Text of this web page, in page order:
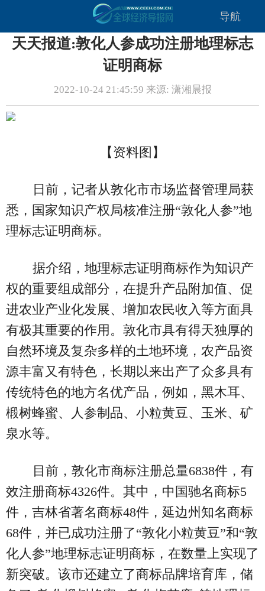
导航
天天报道:敦化人参成功注册地理标志
证明商标
2022-10-24 21:45:59 来源: 潇湘晨报
【资料图】
日前，记者从敦化市市场监督管理局获
悉，国家知识产权局核准注册“敦化人参”地
理标志证明商标。
据介绍，地理标志证明商标作为知识产
权的重要组成部分，在提升产品附加值、促
进农业产业化发展、增加农民收入等方面具
有极其重要的作用。敦化市具有得天独厚的
自然环境及复杂多样的土地环境，农产品资
源丰富又有特色，长期以来出产了众多具有
传统特色的地方名优产品，例如，黑木耳、
椴树蜂蜜、人参制品、小粒黄豆、玉米、矿
泉水等。
目前，敦化市商标注册总量6838件，有
效注册商标4326件。其中，中国驰名商标5
件，吉林省著名商标48件，延边州知名商标
68件，并已成功注册了“敦化小粒黄豆”和“敦
化人参”地理标志证明商标，在数量上实现了
新突破。该市还建立了商标品牌培育库，储